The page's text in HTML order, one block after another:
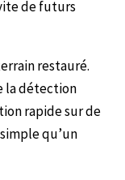
de futurs
restauré.
la détection
rapide sur de
qu’un